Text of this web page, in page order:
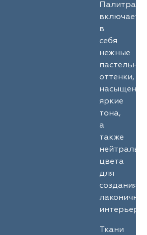
Палитра
включает
в
себя
нежные
оттенки,
яркие
тона,
а
также
цвета
для
создания
Ткани